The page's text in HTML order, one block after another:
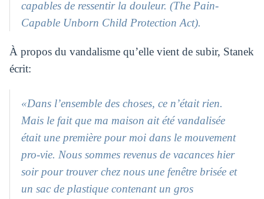
capables de ressentir la douleur. (The Pain-
Capable Unborn Child Protection Act).
À propos du vandalisme qu’elle vient de subir, Stanek
écrit:
«Dans l’ensemble des choses, ce n’était rien.
Mais le fait que ma maison ait été vandalisée
était une première pour moi dans le mouvement
pro-vie. Nous sommes revenus de vacances hier
soir pour trouver chez nous une fenêtre brisée et
un sac de plastique contenant un gros